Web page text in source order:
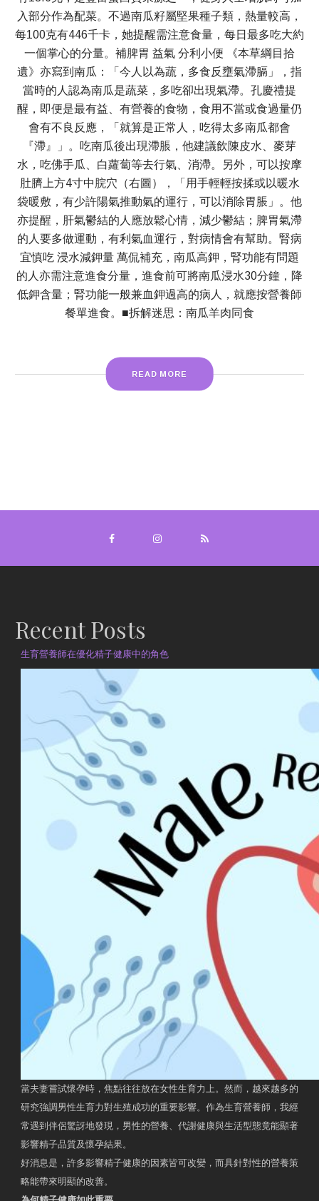
入部分作為配菜。不過南瓜籽屬堅果種子類，熱量較高，
每100克有446千卡，她提醒需注意食量，每日最多吃大約
一個掌心的分量。補脾胃 益氣 分利小便 《本草綱目拾
遺》亦寫到南瓜：「今人以為蔬，多食反壅氣滯膈」，指
當時的人認為南瓜是蔬菜，多吃卻出現氣滯。孔慶禮提
醒，即便是最有益、有營養的食物，食用不當或食過量仍
會有不良反應，「就算是正常人，吃得太多南瓜都會
『滯』」。吃南瓜後出現滯脹，他建議飲陳皮水、麥芽
水，吃佛手瓜、白蘿蔔等去行氣、消滯。另外，可以按摩
肚臍上方4寸中脘穴（右圖），「用手輕輕按揉或以暖水
袋暖敷，有少許陽氣推動氣的運行，可以消除胃脹」。他
亦提醒，肝氣鬱結的人應放鬆心情，減少鬱結；脾胃氣滯
的人要多做運動，有利氣血運行，對病情會有幫助。腎病
宜慎吃 浸水減鉀量 萬侃補充，南瓜高鉀，腎功能有問題
的人亦需注意進食分量，進食前可將南瓜浸水30分鐘，降
低鉀含量；腎功能一般兼血鉀過高的病人，就應按營養師
餐單進食。■拆解迷思：南瓜羊肉同食
READ MORE
Recent Posts
生育營養師在優化精子健康中的角色
當夫妻嘗試懷孕時，焦點往往放在女性生育力上。然而，越來越多的
研究強調男性生育力對生殖成功的重要影響。作為生育營養師，我經
常遇到伴侶驚訝地發現，男性的營養、代謝健康與生活型態竟能顯著
影響精子品質及懷孕結果。
好消息是，許多影響精子健康的因素皆可改變，而具針對性的營養策
略能帶來明顯的改善。